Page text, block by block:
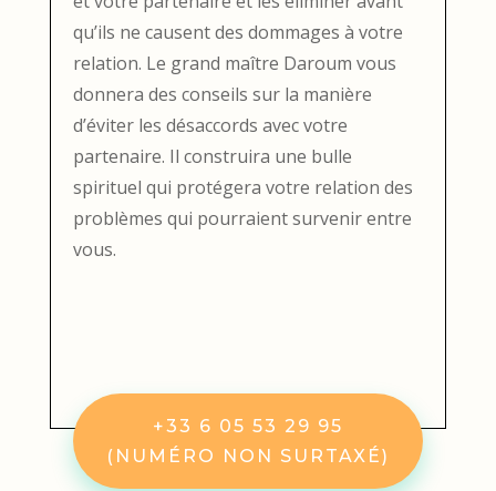
qu’ils ne causent des dommages à votre
relation. Le grand maître Daroum vous
donnera des conseils sur la manière
d’éviter les désaccords avec votre
partenaire. Il construira une bulle
spirituel qui protégera votre relation des
problèmes qui pourraient survenir entre
vous.
+33 6 05 53 29 95
(NUMÉRO NON SURTAXÉ)